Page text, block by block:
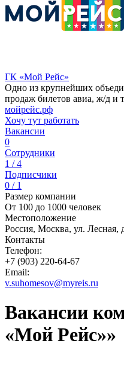
ГК «Мой Рейс»
Одно из крупнейших
продаж билетов авиа, ж/д и
мойрейс.рф
Хочу тут работать
Вакансии
0
Сотрудники
1 / 4
Подписчики
0 / 1
Размер компании
От 100 до 1000 человек
Местоположение
Россия, Москва, ул. Лесная,
Контакты
Телефон:
+7 (903) 220-64-67
Email:
v.suhomesov@myreis.ru
Вакансии
«Мой Рейс»»